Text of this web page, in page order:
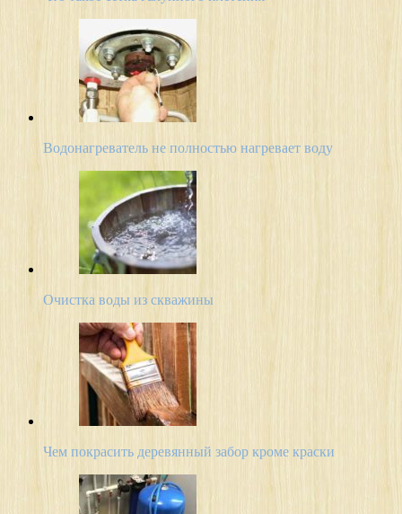
Водонагреватель не полностью нагревает воду
Очистка воды из скважины
Чем покрасить деревянный забор кроме краски